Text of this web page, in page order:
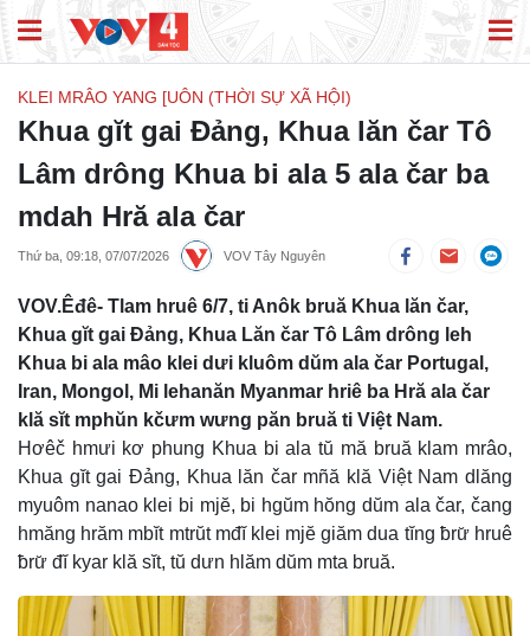
KLEI MRÂO YANG [UÔN (THỜI SỰ XÃ HỘI)
Khua gĭt gai Đảng, Khua lăn čar Tô
Lâm drông Khua bi ala 5 ala čar ba
mdah Hră ala čar
Thứ ba, 09:18, 07/07/2026 VOV Tây Nguyên
VOV.Êđê- Tlam hruê 6/7, ti Anôk bruă Khua lăn čar,
Khua gĭt gai Đảng, Khua Lăn čar Tô Lâm drông leh
Khua bi ala mâo klei dưi kluôm dŭm ala čar Portugal,
Iran, Mongol, Mi lehanăn Myanmar hriê ba Hră ala čar
klă sĭt mphŭn kčưm wưng păn bruă ti Việt Nam.
Hơêč hmưi kơ phung Khua bi ala tŭ mă bruă klam mrâo,
Khua gĭt gai Đảng, Khua lăn čar mñă klă Việt Nam dlăng
myuôm nanao klei bi mjĕ, bi hgŭm hŏng dŭm ala čar, čang
hmăng hrăm mbĭt mtrŭt mđĭ klei mjĕ giăm dua tĭng ƀrư̆ hruê
ƀrư̆ đĭ kyar klă sĭt, tŭ dưn hlăm dŭm mta bruă.